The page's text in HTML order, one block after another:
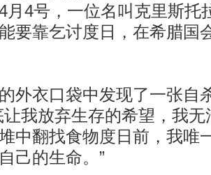
月4号，一位名叫克里斯托
要靠乞讨度日，在希腊国
衣口袋中发现了一张自
让我放弃生存的希望，我
中翻找食物度日前，我唯
己的生命。”